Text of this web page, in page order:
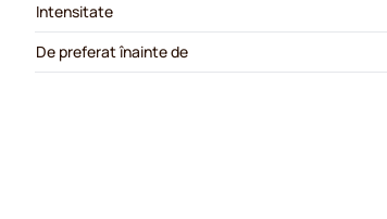
Intensitate
De preferat înainte de